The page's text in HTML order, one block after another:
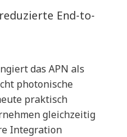
End-to-
das APN als
photonische
praktisch
gleichzeitig
Integration